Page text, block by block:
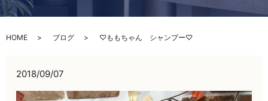
HOME ブログ ♡ももちゃん シャンプー♡
2018/09/07